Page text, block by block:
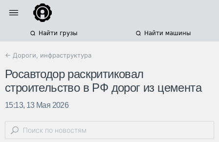
Найти грузы Найти машины
← Дороги, инфраструктура
Росавтодор раскритиковал
строительство в РФ дорог из цемента
15:13, 13 Мая 2026